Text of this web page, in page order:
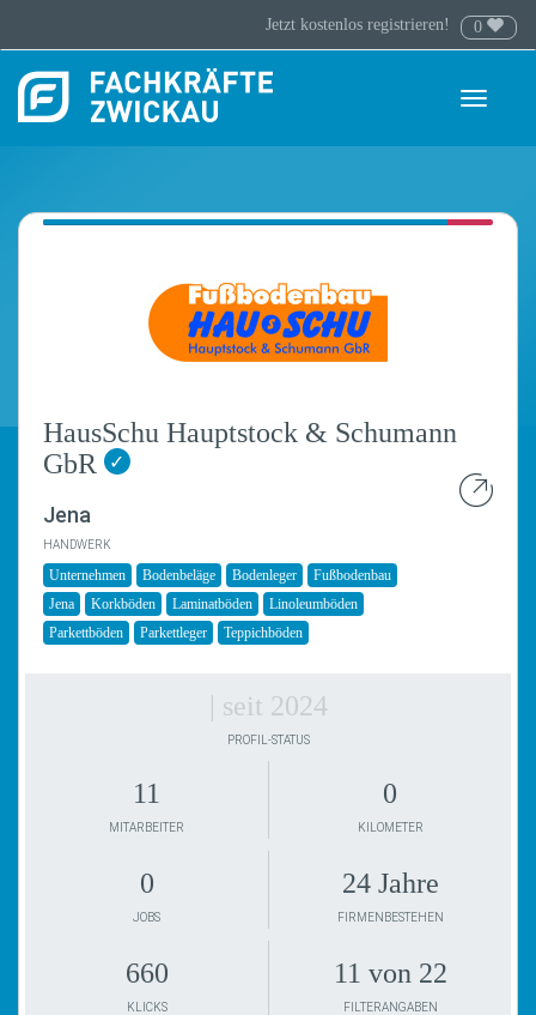
Jetzt kostenlos registrieren! 0
Toggle
HausSchu Hauptstock & Schumann
GbR
✓
Jena
HANDWERK
Unternehmen Bodenbeläge Bodenleger
Fußbodenbau
Jena
Korkböden Laminatböden
Linoleumböden
Parkettböden
Parkettleger Teppichböden
| seit 2024
PROFIL-STATUS
11
MITARBEITER
0
KILOMETER
0
JOBS
24 Jahre
FIRMENBESTEHEN
660
KLICKS
11 von 22
FILTERANGABEN